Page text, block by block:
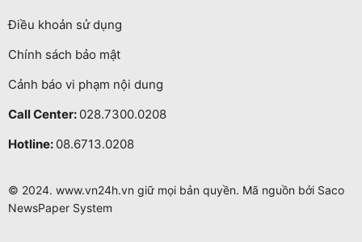
Điều khoản sử dụng
Chính sách bảo mật
Cảnh báo vi phạm nội dung
Call Center: 028.7300.0208
Hotline: 08.6713.0208
© 2024. www.vn24h.vn giữ mọi bản quyền. Mã nguồn bởi Saco
NewsPaper System